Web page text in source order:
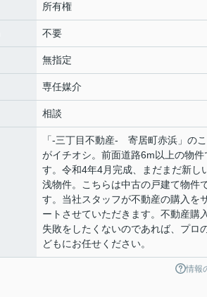
所有権
不要
無指定
専任媒介
相談
「‐三丁目不動産- 寄居町赤浜」のこ
がイチオシ。前面道路6m以上の物件
す。令和4年4月完成、まだまだ新し
浅物件。こちらは中古の戸建て物件
す。当社スタッフが不動産の購入を
ートさせていただきます。不動産購
失敗をしたくないのであれば、プロ
どもにお任せください。
情報